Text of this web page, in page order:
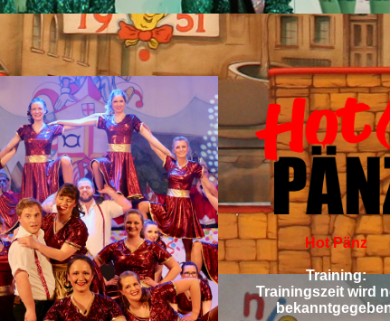
Hot Pänz
Training:
Trainingszeit wird